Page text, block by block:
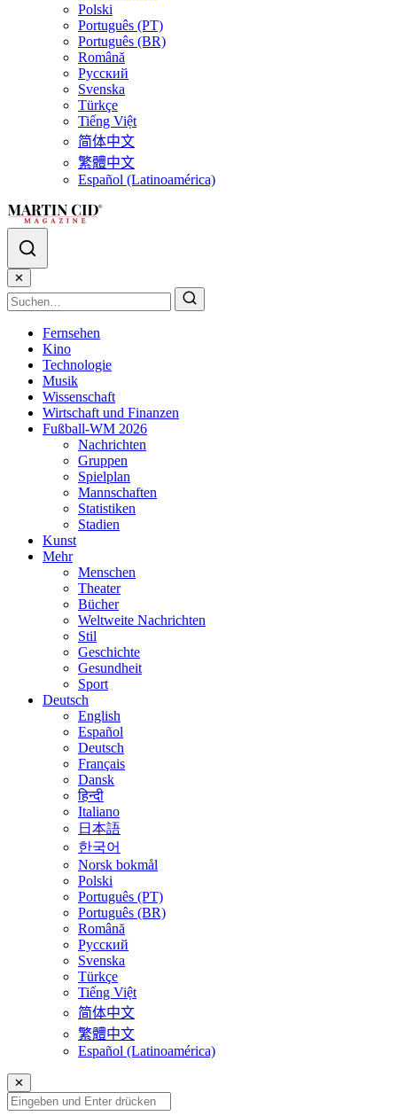
Polski
Português (PT)
Português (BR)
Română
Русский
Svenska
Türkçe
Tiếng Việt
简体中文
繁體中文
Español (Latinoamérica)
✕
Fernsehen
Kino
Technologie
Musik
Wissenschaft
Wirtschaft und Finanzen
Fußball-WM 2026
Nachrichten
Gruppen
Spielplan
Mannschaften
Statistiken
Stadien
Kunst
Mehr
Menschen
Theater
Bücher
Weltweite Nachrichten
Stil
Geschichte
Gesundheit
Sport
Deutsch
English
Español
Deutsch
Français
Dansk
हिन्दी
Italiano
日本語
한국어
Norsk bokmål
Polski
Português (PT)
Português (BR)
Română
Русский
Svenska
Türkçe
Tiếng Việt
简体中文
繁體中文
Español (Latinoamérica)
✕